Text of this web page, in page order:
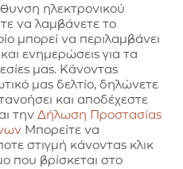
ηλεκτρονικού
να λαμβάνετε το
μπορεί να περιλαμβάνει
ενημερώσεις για τα
μας. Κάνοντας
μας δελτίο, δηλώνετε
και αποδέχεστε
την Δήλωση Προστασίας
Μπορείτε να
στιγμή κάνοντας κλικ
που βρίσκεται στο